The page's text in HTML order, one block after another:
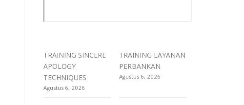
TRAINING SINCERE
APOLOGY
TECHNIQUES
Agustus 6, 2026
TRAINING LAYANAN
PERBANKAN
Agustus 6, 2026